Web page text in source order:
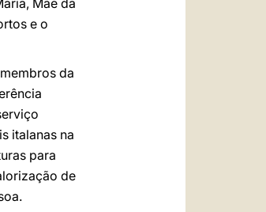
Mãe da
e o
da
italanas na
para
de